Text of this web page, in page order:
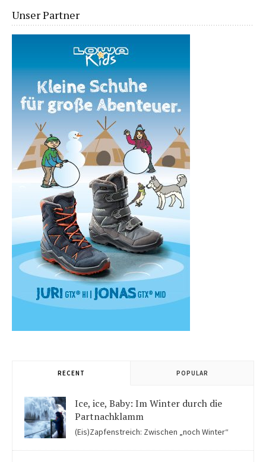
Unser Partner
RECENT POPULAR
Ice, ice, Baby: Im Winter durch die
Partnachklamm
(Eis)Zapfenstreich: Zwischen „noch Winter“